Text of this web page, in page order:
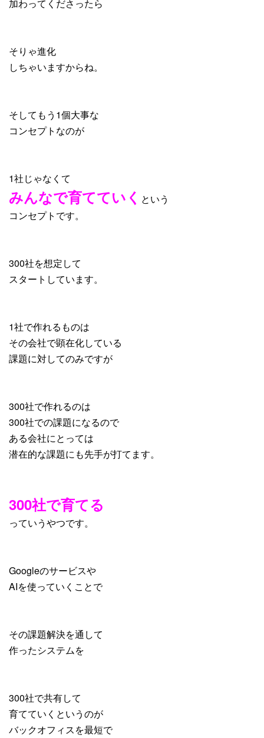
加わってくださったら
そりゃ進化
しちゃいますからね。
そしてもう1個大事な
コンセプトなのが
1社じゃなくて
みんなで育てていく という
コンセプトです。
300社を想定して
スタートしています。
1社で作れるものは
その会社で顕在化している
課題に対してのみですが
300社で作れるのは
300社での課題になるので
ある会社にとっては
潜在的な課題にも先手が打てます。
300社で育てる
っていうやつです。
Googleのサービスや
AIを使っていくことで
その課題解決を通して
作ったシステムを
300社で共有して
育てていくというのが
バックオフィスを最短で